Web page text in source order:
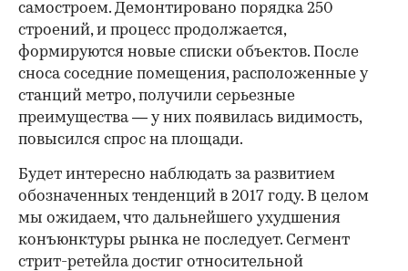
самостроем. Демонтировано порядка 250
строений, и процесс продолжается,
формируются новые списки объектов. После
сноса соседние помещения, расположенные у
станций метро, получили серьезные
преимущества — у них появилась видимость,
повысился спрос на площади.
Будет интересно наблюдать за развитием
обозначенных тенденций в 2017 году. В целом
мы ожидаем, что дальнейшего ухудшения
конъюнктуры рынка не последует. Сегмент
стрит-ретейла достиг относительной